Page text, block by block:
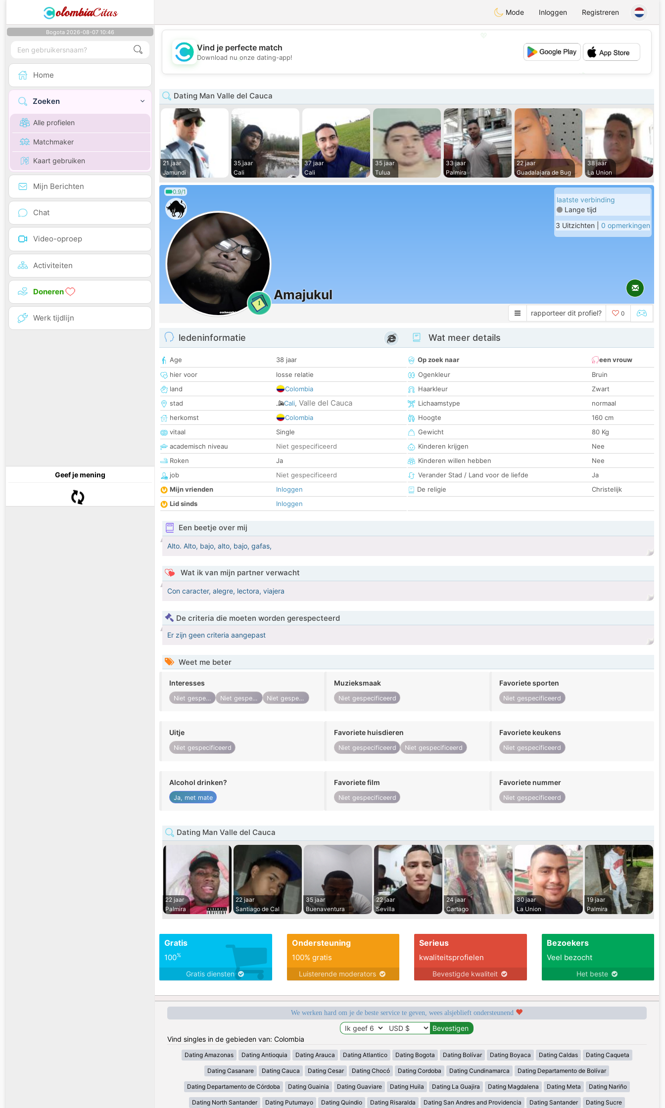
olombiaCitas Mode Inloggen Registreren
Bogota 2026-08-07 10:46
Home
Zoeken
Alle profielen
Matchmaker
Kaart gebruiken
Mijn Berichten
Chat
Video-oproep
Activiteiten
Doneren
Werk tijdlijn
Geef je mening
💕
Vind je perfecte match
Download nu onze dating-app!
Dating Man Valle del Cauca
21 jaar
Jamundi
35 jaar
Cali
37 jaar
Cali
35 jaar
Tulua
33 jaar
Palmira
22 jaar
Guadalajara de Bug
38 jaar
La Union
0.9/1
1
Amajukul
laatste verbinding
Lange tijd
3 Uitzichten | 0 opmerkingen
rapporteer dit profiel? 0
ledeninformatie
Age
38 jaar
hier voor
losse relatie
land
Colombia
stad
Cali, Valle del Cauca
herkomst
Colombia
vitaal
Single
academisch niveau
Niet gespecificeerd
Roken
Ja
job
Niet gespecificeerd
Mijn vrienden
Inloggen
Lid sinds
Inloggen
Wat meer details
Op zoek naar
een vrouw
Ogenkleur
Bruin
Haarkleur
Zwart
Lichaamstype
normaal
Hoogte
160 cm
Gewicht
80 Kg
Kinderen krijgen
Nee
Kinderen willen hebben
Nee
Verander Stad / Land voor de liefde
Ja
De religie
Christelijk
Een beetje over mij
Alto. Alto, bajo, alto, bajo, gafas,
Wat ik van mijn partner verwacht
Con caracter, alegre, lectora, viajera
De criteria die moeten worden gerespecteerd
Er zijn geen criteria aangepast
Weet me beter
Interesses
Niet gespecificeerd Niet gespecificeerd Niet gespecificeerd
Muzieksmaak
Niet gespecificeerd
Favoriete sporten
Niet gespecificeerd
Uitje
Niet gespecificeerd
Favoriete huisdieren
Niet gespecificeerd Niet gespecificeerd
Favoriete keukens
Niet gespecificeerd
Alcohol drinken?
Ja, met mate
Favoriete film
Niet gespecificeerd
Favoriete nummer
Niet gespecificeerd
Dating Man Valle del Cauca
22 jaar
Palmira
22 jaar
Santiago de Cal
35 jaar
Buenaventura
22 jaar
Sevilla
24 jaar
Cartago
30 jaar
La Union
19 jaar
Palmira
Gratis
100%
Gratis diensten
Ondersteuning
100% gratis
Luisterende moderators
Serieus
kwaliteitsprofielen
Bevestigde kwaliteit
Bezoekers
Veel bezocht
Het beste
We werken hard om je de beste service te geven, wees alsjeblieft ondersteunend
Vind singles in de gebieden van: Colombia
Dating Amazonas Dating Antioquia Dating Arauca Dating Atlantico Dating Bogota Dating Bolívar Dating Boyaca Dating Caldas Dating Caqueta
Dating Casanare Dating Cauca Dating Cesar Dating Chocó Dating Cordoba Dating Cundinamarca Dating Departamento de Bolívar
Dating Departamento de Córdoba Dating Guainia Dating Guaviare Dating Huila Dating La Guajira Dating Magdalena Dating Meta Dating Nariño
Dating North Santander Dating Putumayo Dating Quindio Dating Risaralda Dating San Andres and Providencia Dating Santander Dating Sucre